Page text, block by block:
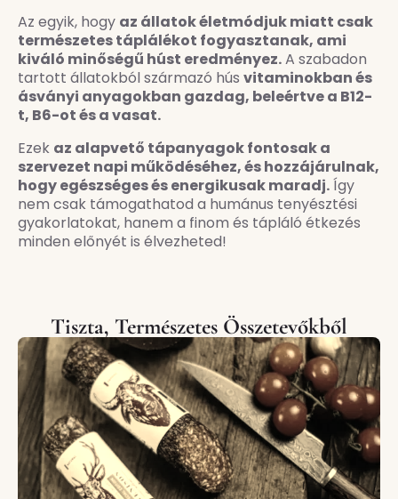
Az egyik, hogy az állatok életmódjuk miatt csak
természetes táplálékot fogyasztanak, ami
kiváló minőségű húst eredményez.A szabadon
tartott állatokból származó hús vitaminokban és
ásványi anyagokban gazdag, beleértve a B12-
t, B6-ot és a vasat.
Ezek az alapvető tápanyagok fontosak a
szervezet napi működéséhez, és hozzájárulnak,
hogy egészséges és energikusak maradj.Így
nem csak támogathatod a humánus tenyésztési
gyakorlatokat, hanem a finom és tápláló étkezés
minden előnyét is élvezheted!
Tiszta, Természetes Összetevőkből